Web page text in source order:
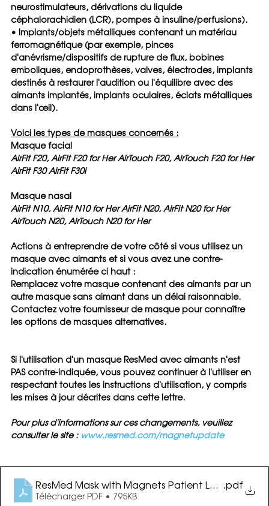
neurostimulateurs, dérivations du liquide
céphalorachidien (LCR), pompes à insuline/perfusions).
• Implants/objets métalliques contenant un matériau
ferromagnétique (par exemple, pinces
d'anévrisme/dispositifs de rupture de flux, bobines
emboliques, endoprothèses, valves, électrodes, implants
destinés à restaurer l'audition ou l'équilibre avec des
aimants implantés, implants oculaires, éclats métalliques
dans l'œil).
Voici les types de masques concernés :
Masque facial
AirFit F20, AirFit F20 for Her AirTouch F20, AirTouch F20 for Her
AirFit F30 AirFit F30i
Masque nasal
AirFit N10, AirFit N10 for Her AirFit N20, AirFit N20 for Her
AirTouch N20, AirTouch N20 for Her
Actions à entreprendre de votre côté si vous utilisez un
masque avec aimants et si vous avez une contre-
indication énumérée ci haut :
Remplacez votre masque contenant des aimants par un
autre masque sans aimant dans un délai raisonnable.
Contactez votre fournisseur de masque pour connaître
les options de masques alternatives.
Si l'utilisation d'un masque ResMed avec aimants n'est
PAS contre-indiquée, vous pouvez continuer à l'utiliser en
respectant toutes les instructions d'utilisation, y compris
les mises à jour décrites dans cette lettre.
Pour plus d'informations sur ces changements, veuillez
consulter le site : www.resmed.com/magnetupdate
ResMed Mask with Magnets Patient Letter_CAN
.pdf
Télécharger PDF • 795KB